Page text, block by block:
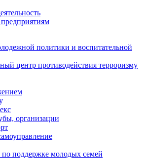
политики и воспитательной
центр противодействия терроризму
организации
поддержке молодых семей